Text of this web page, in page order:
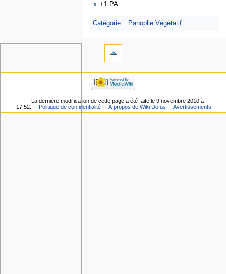
+1 PA
Catégorie: Panoplie Végétatif
La dernière modification de cette page a été faite le 9 novembre 2010 à
17:52.
Politique de confidentialité À propos de Wiki Dofus Avertissements